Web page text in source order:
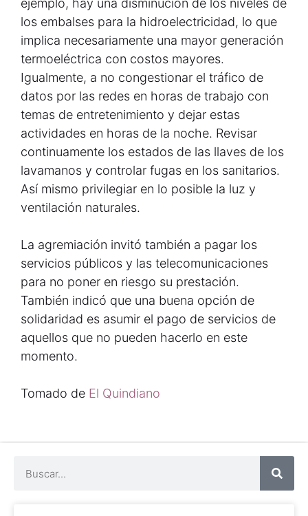
ejemplo, hay una disminución de los niveles de
los embalses para la hidroelectricidad, lo que
implica necesariamente una mayor generación
termoeléctrica con costos mayores.
Igualmente, a no congestionar el tráfico de
datos por las redes en horas de trabajo con
temas de entretenimiento y dejar estas
actividades en horas de la noche. Revisar
continuamente los estados de las llaves de los
lavamanos y controlar fugas en los sanitarios.
Así mismo privilegiar en lo posible la luz y
ventilación naturales.
La agremiación invitó también a pagar los
servicios públicos y las telecomunicaciones
para no poner en riesgo su prestación.
También indicó que una buena opción de
solidaridad es asumir el pago de servicios de
aquellos que no pueden hacerlo en este
momento.
Tomado de El Quindiano